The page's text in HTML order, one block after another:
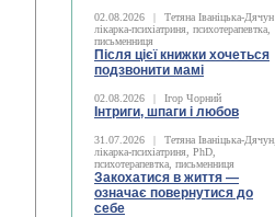
02.08.2026 |
Тетяна Іваніцька-Дячун
лікарка-психіатриня, психотерапевтка,
письменниця
Після цієї книжки хочеться
подзвонити мамі
02.08.2026 | Ігор Чорний
Інтриги, шпаги і любов
31.07.2026 |
Тетяна Іваніцька-Дячун,
лікарка-психіатриня, PhD,
психотерапевтка, письменниця
Закохатися в життя —
означає повернутися до
себе